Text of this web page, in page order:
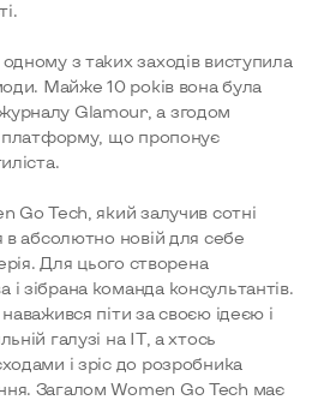
з таких заходів виступила
Майже 10 років вона була
Glamour, а згодом
що пропонує
Go Tech, який ​​залучив сотні
в абсолютно новій для себе
Для цього створена
зібрана команда консультантів.
піти за своєю ідеєю і
галузі на ІТ, а хтось
і зріс до розробника
Загалом Women Go Tech має